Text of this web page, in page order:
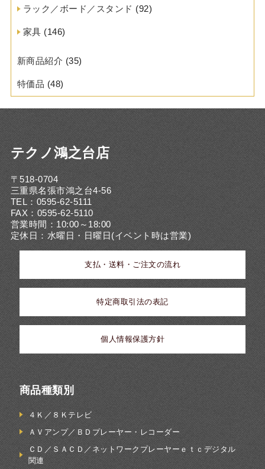
ラック／ボード／スタンド (92)
家具 (146)
新商品紹介 (35)
特価品 (48)
テクノ鴻之台店
〒518-0704
三重県名張市鴻之台4-56
TEL：0595-62-5111
FAX：0595-62-5110
営業時間：10:00～18:00
定休日：水曜日・日曜日(イベント時は営業)
支払・送料・ご注文の流れ
特定商取引法の表記
個人情報保護方針
商品種類別
４Ｋ／８Ｋテレビ
ＡＶアンプ／ＢＤプレーヤー・レコーダー
ＣＤ／ＳＡＣＤ／ネットワークプレーヤーｅｔｃデジタル
関連